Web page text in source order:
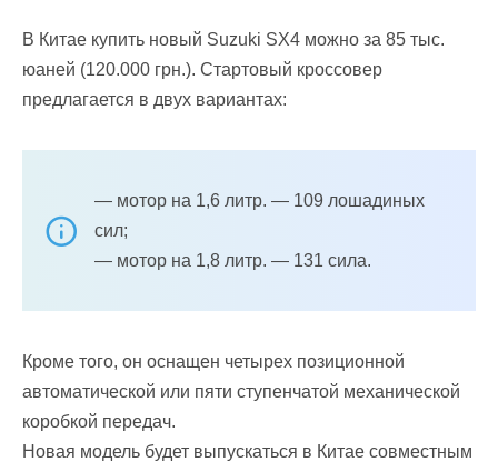
В Китае купить новый Suzuki SX4 можно за 85 тыс.
юаней (120.000 грн.). Стартовый кроссовер
предлагается в двух вариантах:
— мотор на 1,6 литр. — 109 лошадиных
сил;
— мотор на 1,8 литр. — 131 сила.
Кроме того, он оснащен четырех позиционной
автоматической или пяти ступенчатой механической
коробкой передач.
Новая модель будет выпускаться в Китае совместным